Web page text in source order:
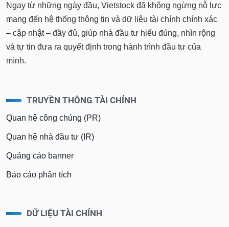
Ngay từ những ngày đầu, Vietstock đã không ngừng nỗ lực
mang đến hệ thống thông tin và dữ liệu tài chính chính xác
– cập nhật – đầy đủ, giúp nhà đầu tư hiểu đúng, nhìn rộng
và tự tin đưa ra quyết định trong hành trình đầu tư của
mình.
TRUYỀN THÔNG TÀI CHÍNH
Quan hệ công chúng (PR)
Quan hệ nhà đầu tư (IR)
Quảng cáo banner
Báo cáo phân tích
DỮ LIỆU TÀI CHÍNH